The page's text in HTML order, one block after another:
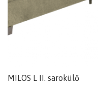
MILOS L II. sarokülő